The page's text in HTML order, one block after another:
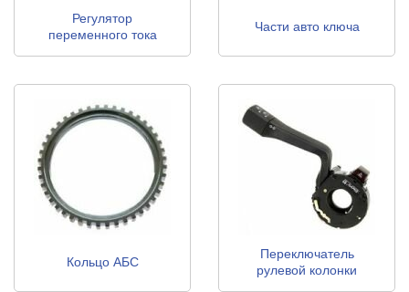
Регулятор
переменного тока
Части авто ключа
Кольцо АБС
Переключатель
рулевой колонки